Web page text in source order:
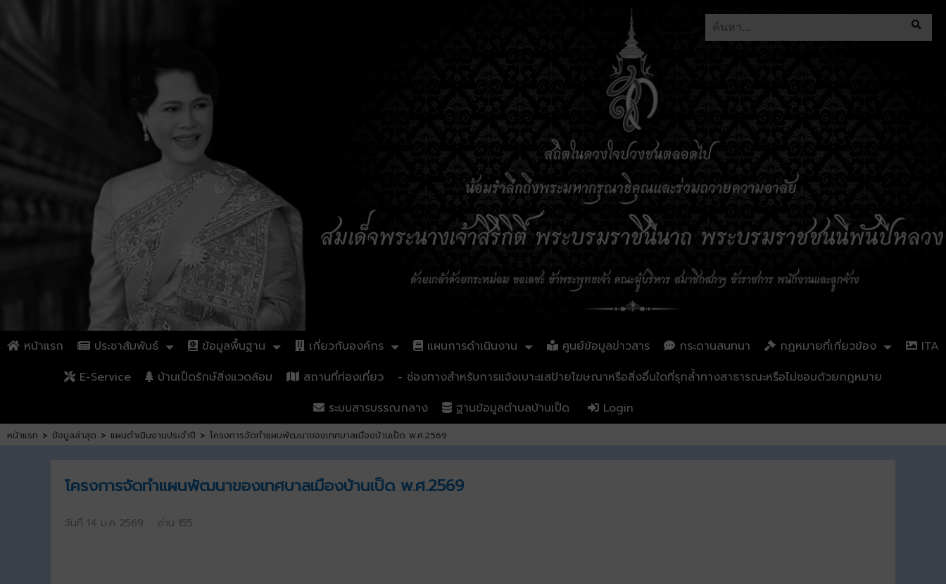
หน้าแรก ประชาสัมพันธ์ ข้อมูลพื้นฐาน เกี่ยวกับองค์กร แผนการดำเนินงาน ศูนย์ข้อมูลข่าวสาร กระดานสนทนา กฏหมายที่เกี่ยวข้อง
ITA
E-Service
บ้านเป็ดรักษ์สิ่งแวดล้อม สถานที่ท่องเที่ยว
- ช่องทางสำหรับการแจ้งเบาะแสป้ายโฆษณาหรือสิ่งอื่นใดที่รุกล้ำทางสาธารณะหรือไม่ชอบด้วยกฎหมาย
ระบบสารบรรณกลาง
ฐานข้อมูลตำบลบ้านเป็ด Login
หน้าแรก > ข้อมูลล่าสุด > แผนดำเนินงานประจำปี > โครงการจัดทำแผนพัฒนาของเทศบาลเมืองบ้านเป็ด พ.ศ.2569
โครงการจัดทำแผนพัฒนาของเทศบาลเมืองบ้านเป็ด พ.ศ.2569
วันที่ 14 ม.ค 2569 อ่าน 155